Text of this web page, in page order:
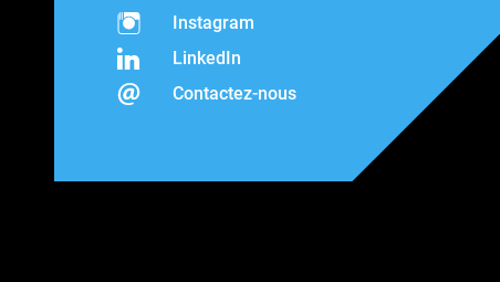
Instagram
LinkedIn
Contactez-nous